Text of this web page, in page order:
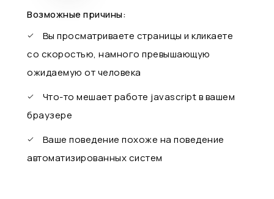
Возможные причины:
Вы просматриваете страницы и кликаете
со скоростью, намного превышающую
ожидаемую от человека
Что-то мешает работе javascript в вашем
браузере
Ваше поведение похоже на поведение
автоматизированных систем